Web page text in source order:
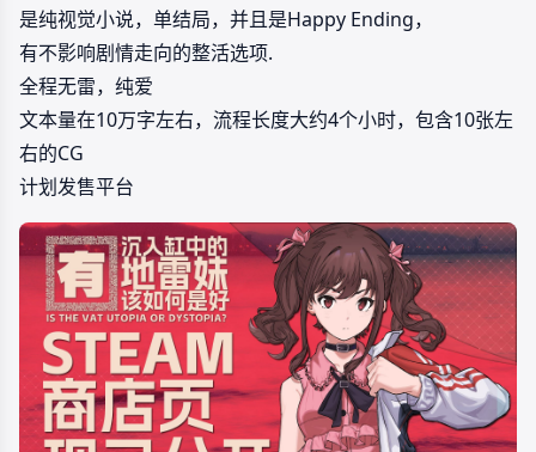
是纯视觉小说，单结局，并且是Happy Ending，
有不影响剧情走向的整活选项.
全程无雷，纯爱
文本量在10万字左右，流程长度大约4个小时，包含10张左
右的CG
计划发售平台